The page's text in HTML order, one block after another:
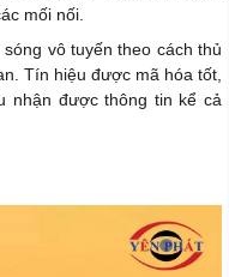
mối nối.
vô tuyến theo cách thủ
Tín hiệu được mã hóa tốt,
nhận được thông tin kể cả